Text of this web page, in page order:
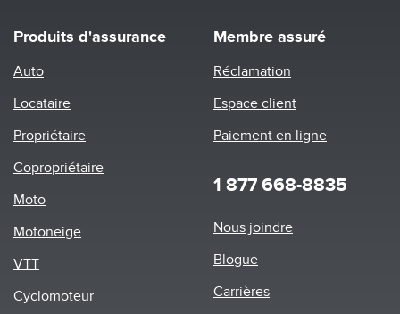
Produits d'assurance
Auto
Locataire
Propriétaire
Copropriétaire
Moto
Motoneige
VTT
Cyclomoteur
Membre assuré
Réclamation
Espace client
Paiement en ligne
1 877 668-8835
Footer
Nous joindre
Blogue
Carrières